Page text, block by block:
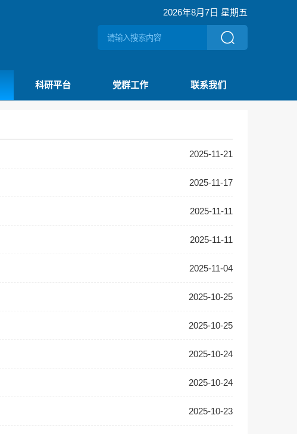
2026年8月7日 星期五
科研平台 党群工作 联系我们
2025-11-21
2025-11-17
2025-11-11
2025-11-11
2025-11-04
2025-10-25
2025-10-25
2025-10-24
2025-10-24
2025-10-23